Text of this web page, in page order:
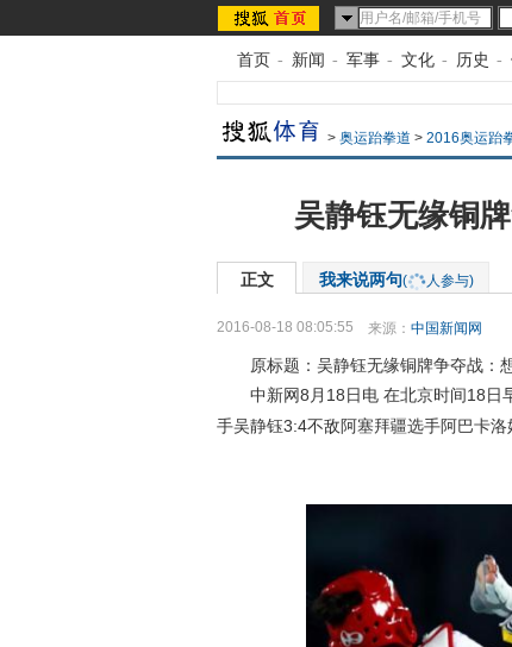
首页 - 新闻 - 军事 - 文化 - 历史 -
> 奥运跆拳道 > 2016奥运跆
吴静钰无缘铜
正文 我来说两句( 人参与)
2016-08-18 08:05:55 来源： 中国新闻网
原标题：吴静钰无缘铜牌争夺战：
中新网8月18日电 在北京时间18日
手吴静钰3:4不敌阿塞拜疆选手阿巴卡洛